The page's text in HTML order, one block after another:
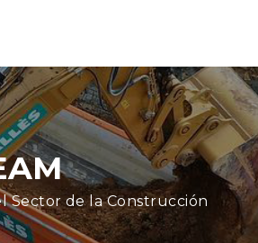
Sector de la Construcción